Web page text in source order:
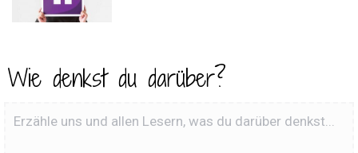
Wie denkst du darüber?